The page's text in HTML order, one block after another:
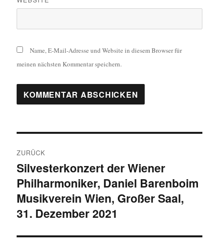
Name, E-Mail-Adresse und Website in diesem Browser für
meinen nächsten Kommentar speichern.
ZURÜCK
Vorheriger
Beitrag:
Silvesterkonzert der Wiener
Philharmoniker, Daniel Barenboim
Musikverein Wien, Großer Saal,
31. Dezember 2021